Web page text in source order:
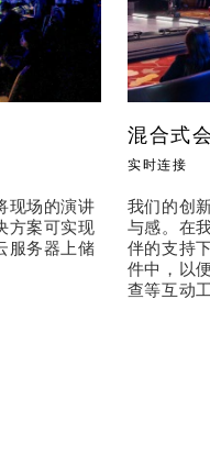
现场的演讲
方案可实现
服务器上储
混合式
实时连接
我们的创
与感。在
伴的支持
件中，以
查等互动